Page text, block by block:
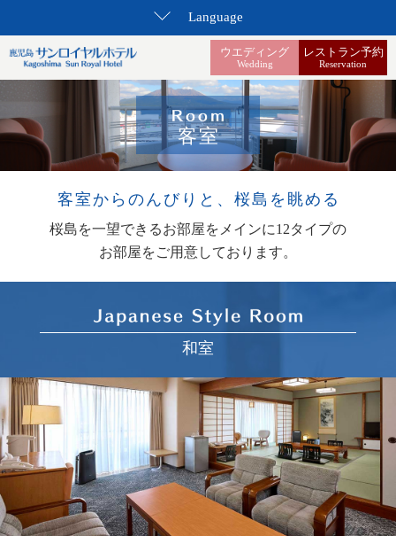
ウエディング
Wedding
レストラン予約
Reservation
Language
客室
客室からのんびりと、 桜島を眺める
桜島を一望できるお部屋をメインに12タイプの
お部屋をご用意しております。
和室